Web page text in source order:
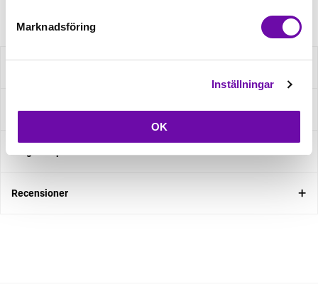
Marknadsföring
Inställningar
OK
Specifikation
Recensioner